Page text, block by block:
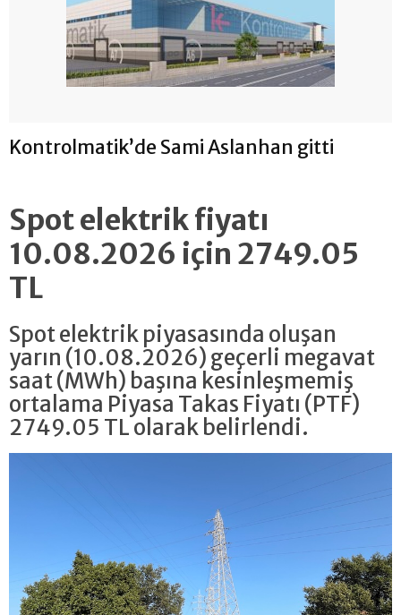
Kontrolmatik’de Sami Aslanhan gitti
Spot elektrik fiyatı
10.08.2026 için 2749.05
TL
Spot elektrik piyasasında oluşan
yarın (10.08.2026) geçerli megavat
saat (MWh) başına kesinleşmemiş
ortalama Piyasa Takas Fiyatı (PTF)
2749.05 TL olarak belirlendi.